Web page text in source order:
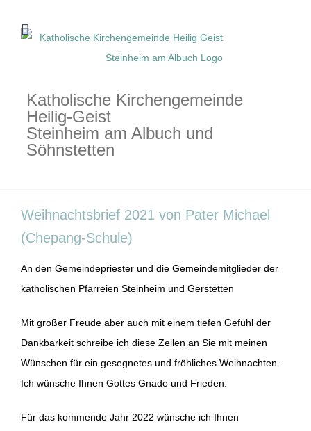
Inhalt
Katholische Kirchengemeinde
Heilig-Geist
Steinheim am Albuch und
Söhnstetten
Weihnachtsbrief 2021 von Pater Michael
(Chepang-Schule)
An den Gemeindepriester und die Gemeindemitglieder der
katholischen Pfarreien Steinheim und Gerstetten
Mit großer Freude aber auch mit einem tiefen Gefühl der
Dankbarkeit schreibe ich diese Zeilen an Sie mit meinen
Wünschen für ein gesegnetes und fröhliches Weihnachten.
Ich wünsche Ihnen Gottes Gnade und Frieden.
Für das kommende Jahr 2022 wünsche ich Ihnen